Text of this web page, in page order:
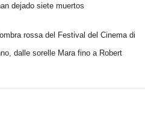
dejado siete muertos
rossa del Festival del Cinema di
dalle sorelle Mara fino a Robert